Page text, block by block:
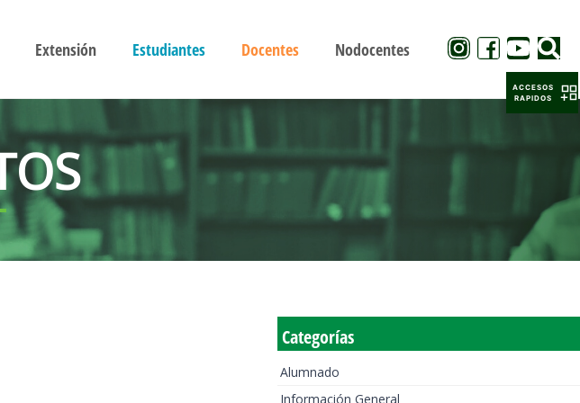
Extensión Estudiantes Docentes Nodocentes
Categorías
Alumnado
Información General
ACCESOS
RAPIDOS